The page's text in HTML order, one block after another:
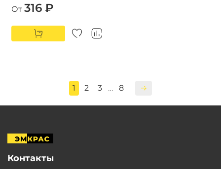
От 316 ₽
1 2 3 … 8
Контакты